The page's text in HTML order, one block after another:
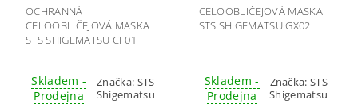
OCHRANNÁ
CELOOBLIČEJOVÁ MASKA
STS SHIGEMATSU CF01
Skladem -
Prodejna
Značka: STS
Shigematsu
CELOOBLIČEJOVÁ MASKA
STS SHIGEMATSU GX02
Skladem -
Prodejna
Značka:STS
Shigematsu